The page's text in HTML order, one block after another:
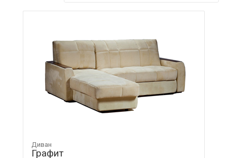
Диван
Графит